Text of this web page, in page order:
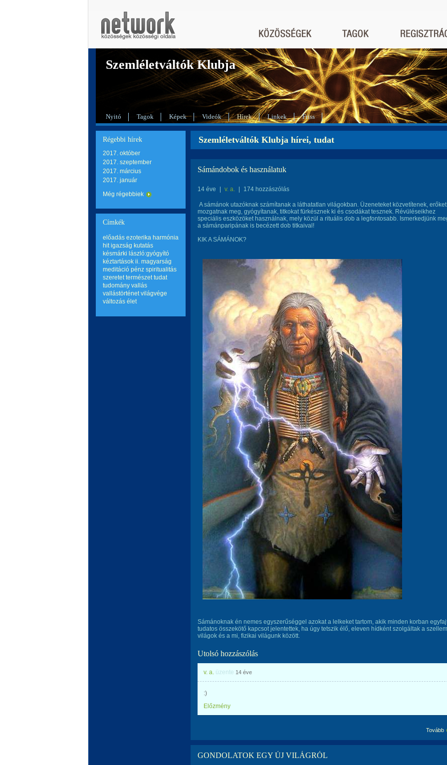
Szemléletváltók Klubja
Nyitó Tagok Képek Videók Hírek Linkek Friss
Régebbi hírek
2017. október
2017. szeptember
2017. március
2017. január
Még régebbiek
Címkék
előadás ezoterika harmónia
hit igazság kutatás
késmárki lászló:gyógyító
kéztartások ii. magyarság
meditáció pénz spiritualitás
szeretet természet tudat
tudomány vallás
vallástörténet világvége
változás élet
Szemléletváltók Klubja hírei, tudat
Sámándobok és használatuk
14 éve v. a. 174 hozzászólás
A sámánok utazóknak számítanak a láthatatlan világokban. Üzeneteket közvetítenek, erőket
mozgatnak meg, gyógyítanak, titkokat fürkésznek ki és csodákat tesznek. Révüléseikhez
speciális eszközöket használnak, mely közül a rituális dob a legfontosabb. Ismerkedjünk
a sámánparipának is becézett dob titkaival!
KIK A SÁMÁNOK?
Sámánoknak én nemes egyszerűséggel azokat a lelkeket tartom, akik minden korban
tudatos összekötő kapcsot jelentettek, ha úgy tetszik élő, eleven hídként szolgáltak a
világok és a mi, fizikai világunk között.
Utolsó hozzászólás
v. a. üzente 14 éve
:)
Előzmény
Tovább
GONDOLATOK EGY ÚJ VILÁGRÓL